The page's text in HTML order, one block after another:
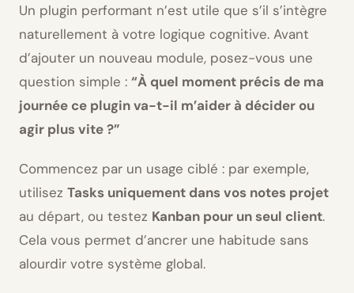
Un plugin performant n’est utile que s’il s’intègre
naturellement à votre logique cognitive. Avant
d’ajouter un nouveau module, posez-vous une
question simple : “À quel moment précis de ma
journée ce plugin va-t-il m’aider à décider ou
agir plus vite ?”
Commencez par un usage ciblé : par exemple,
utilisez Tasks uniquement dans vos notes projet
au départ, ou testez Kanban pour un seul client.
Cela vous permet d’ancrer une habitude sans
alourdir votre système global.